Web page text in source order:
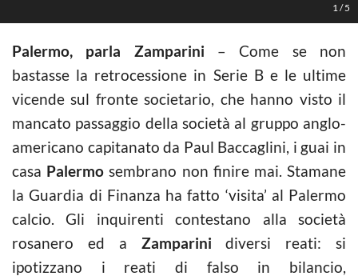
1 /5
Palermo, parla Zamparini – Come se non
bastasse la retrocessione in Serie B e le ultime
vicende sul fronte societario, che hanno visto il
mancato passaggio della società al gruppo anglo-
americano capitanato da Paul Baccaglini, i guai in
casa Palermo sembrano non finire mai. Stamane
la Guardia di Finanza ha fatto ‘visita’ al Palermo
calcio. Gli inquirenti contestano alla società
rosanero ed a Zamparini diversi reati: si
ipotizzano i reati di falso in bilancio,